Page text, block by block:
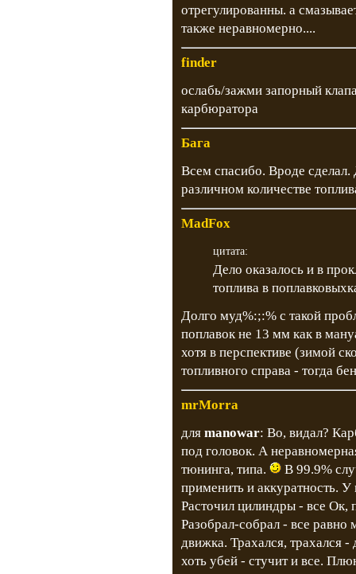
отрегулированны. а
также неравномерно....
finder
ослабь/зажми запорный
карбюратора
Бага
Всем спасибо. Вроде сделал.
различном количестве
MadFox
цитата:
Дело оказалось и в
топлива в
Долго муд%:;:% с такой
поплавок не 13 мм как в
хотя в перспективе (зимой
топливного справа - тогда
mrMorra
для manowar: Во, видал?
под головок. А
тюнинга, типа.
В 99.9%
применить и аккуратность.
Расточил цилиндры - все Ок,
Разобрал-собрал - все равно
движка. Трахался, трахался
хоть убей - стучит и все.